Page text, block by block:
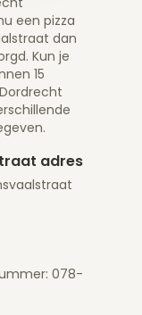
een pizza
dan
Kun je
15
adres
078-